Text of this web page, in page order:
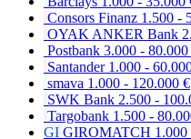
Consors Finanz 1.500 -
OYAK ANKER Bank
Postbank 3.000 - 80.000
Santander 1.000 -
smava 1.000 - 120.000 €
SWK Bank 2.500 -
Targobank 1.500 -
GI GIROMATCH